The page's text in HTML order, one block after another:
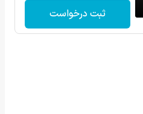
ثبت درخواست